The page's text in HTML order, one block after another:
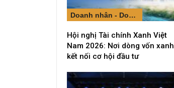
Doanh nhân - Doanh nghiệp
Hội nghị Tài chính Xanh Việt
Nam 2026: Nơi dòng vốn xanh
kết nối cơ hội đầu tư